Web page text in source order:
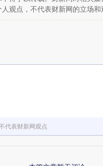
观点，不代表财新网的立场和
代表财新网观点